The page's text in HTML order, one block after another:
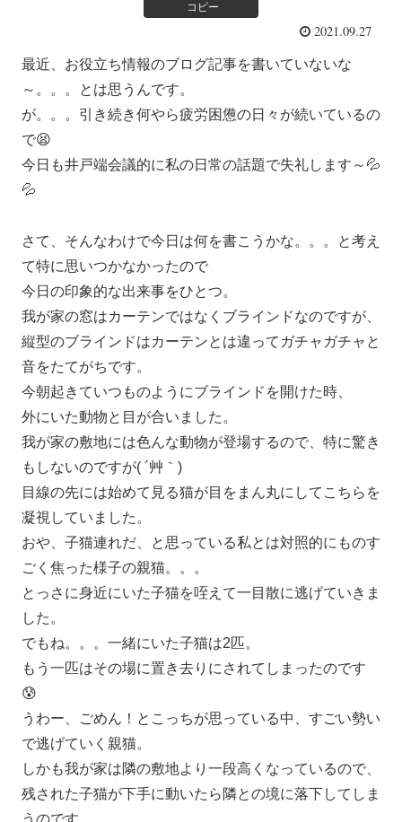
コピー
2021.09.27
最近、お役立ち情報のブログ記事を書いていないな
～。。。とは思うんです。
が。。。引き続き何やら疲労困憊の日々が続いているの
で😫
今日も井戸端会議的に私の日常の話題で失礼します～💦
💦
さて、そんなわけで今日は何を書こうかな。。。と考え
て特に思いつかなかったので
今日の印象的な出来事をひとつ。
我が家の窓はカーテンではなくブラインドなのですが、
縦型のブラインドはカーテンとは違ってガチャガチャと
音をたてがちです。
今朝起きていつものようにブラインドを開けた時、
外にいた動物と目が合いました。
我が家の敷地には色んな動物が登場するので、特に驚き
もしないのですが( ´艸｀)
目線の先には始めて見る猫が目をまん丸にしてこちらを
凝視していました。
おや、子猫連れだ、と思っている私とは対照的にものす
ごく焦った様子の親猫。。。
とっさに身近にいた子猫を咥えて一目散に逃げていきま
した。
でもね。。。一緒にいた子猫は2匹。
もう一匹はその場に置き去りにされてしまったのです
😰
うわー、ごめん！とこっちが思っている中、すごい勢い
で逃げていく親猫。
しかも我が家は隣の敷地より一段高くなっているので、
残された子猫が下手に動いたら隣との境に落下してしま
うのです。